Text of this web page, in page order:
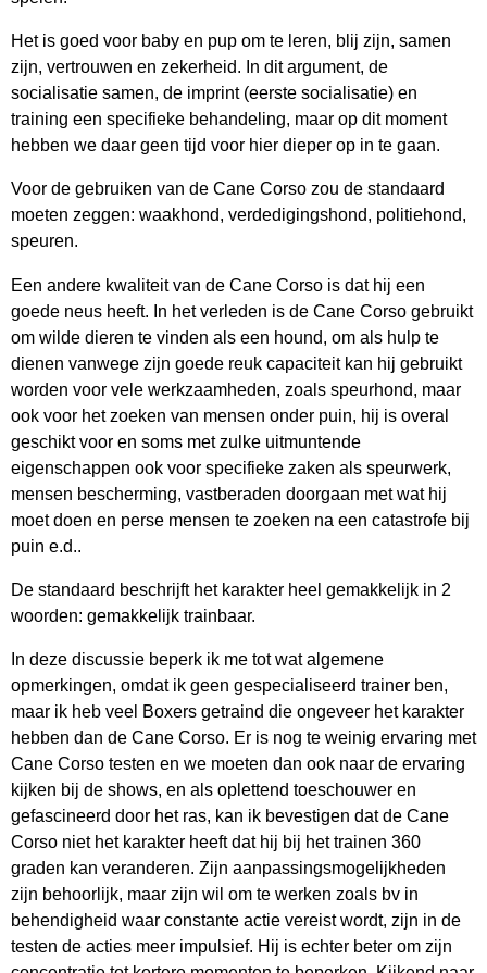
Het is goed voor baby en pup om te leren, blij zijn, samen
zijn, vertrouwen en zekerheid. In dit argument, de
socialisatie samen, de imprint (eerste socialisatie) en
training een specifieke behandeling, maar op dit moment
hebben we daar geen tijd voor hier dieper op in te gaan.
Voor de gebruiken van de Cane Corso zou de standaard
moeten zeggen: waakhond, verdedigingshond, politiehond,
speuren.
Een andere kwaliteit van de Cane Corso is dat hij een
goede neus heeft. In het verleden is de Cane Corso gebruikt
om wilde dieren te vinden als een hound, om als hulp te
dienen vanwege zijn goede reuk capaciteit kan hij gebruikt
worden voor vele werkzaamheden, zoals speurhond, maar
ook voor het zoeken van mensen onder puin, hij is overal
geschikt voor en soms met zulke uitmuntende
eigenschappen ook voor specifieke zaken als speurwerk,
mensen bescherming, vastberaden doorgaan met wat hij
moet doen en perse mensen te zoeken na een catastrofe bij
puin e.d..
De standaard beschrijft het karakter heel gemakkelijk in 2
woorden: gemakkelijk trainbaar.
In deze discussie beperk ik me tot wat algemene
opmerkingen, omdat ik geen gespecialiseerd trainer ben,
maar ik heb veel Boxers getraind die ongeveer het karakter
hebben dan de Cane Corso. Er is nog te weinig ervaring met
Cane Corso testen en we moeten dan ook naar de ervaring
kijken bij de shows, en als oplettend toeschouwer en
gefascineerd door het ras, kan ik bevestigen dat de Cane
Corso niet het karakter heeft dat hij bij het trainen 360
graden kan veranderen. Zijn aanpassingsmogelijkheden
zijn behoorlijk, maar zijn wil om te werken zoals bv in
behendigheid waar constante actie vereist wordt, zijn in de
testen de acties meer impulsief. Hij is echter beter om zijn